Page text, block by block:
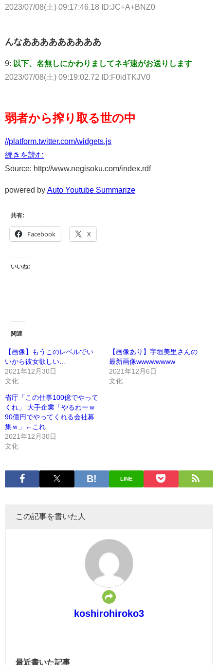
2023/07/08(土) 09:17:46.18 ID:JC+A+BNZ0
んなあああああああああ
9: 以下、名無しにかわりましてネギ速がお送りします
2023/07/08(土) 09:19:02.72 ID:F0idTKJV0
弱者から搾り取る世の中
//platform.twitter.com/widgets.js
続きを読む
Source: http://www.negisoku.com/index.rdf
powered by Auto Youtube Summarize
共有:
Facebook X
いいね:
関連
【画像】もうこのレベルでい
いから彼女欲しい…
2021年12月30日
文化
【画像あり】宇垣美里さんの
最新画像wwwwwwww
2021年12月6日
文化
省庁「この仕事100億でやって
くれ」 大手企業「やるわーｗ
90億円でやってくれる会社募
集ｗ」←これ
2021年12月30日
文化
LINE
この記事を書いた人
koshirohiroko3
最近書いた記事